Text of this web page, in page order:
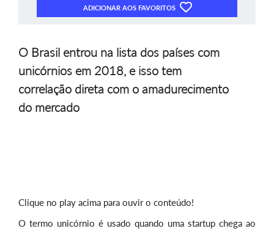
ADICIONAR AOS FAVORITOS
O Brasil entrou na lista dos países com
unicórnios em 2018, e isso tem
correlação direta com o amadurecimento
do mercado
Clique no play acima para ouvir o conteúdo!
O termo unicórnio é usado quando uma startup chega ao